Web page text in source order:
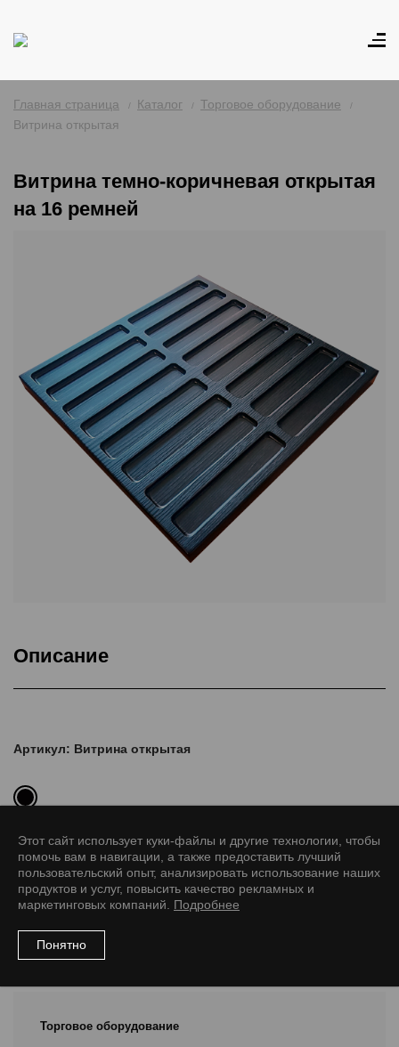
Главная страница Каталог
Торговое оборудование
Витрина открытая
Витрина темно-коричневая открытая
на 16 ремней
Описание
Артикул: Витрина открытая
318/318/22 мм
Рекомендуемые товары
Торговое оборудование
Этот сайт использует куки-файлы и другие технологии, чтобы
помочь вам в навигации, а также предоставить лучший
пользовательский опыт, анализировать использование наших
продуктов и услуг, повысить качество рекламных и
маркетинговых компаний. Подробнее
Понятно